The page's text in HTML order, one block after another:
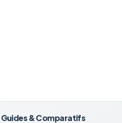
Guides & Comparatifs